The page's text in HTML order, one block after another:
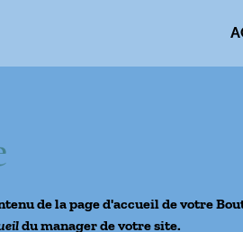
de la page d'accueil de votre
du manager de votre site.